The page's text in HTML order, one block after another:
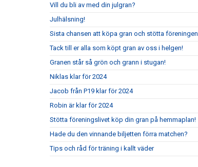
Vill du bli av med din julgran?
Julhälsning!
Sista chansen att köpa gran och stötta föreningen
Tack till er alla som köpt gran av oss i helgen!
Granen står så grön och grann i stugan!
Niklas klar för 2024
Jacob från P19 klar för 2024
Robin är klar för 2024
Stötta föreningslivet köp din gran på hemmaplan!
Hade du den vinnande biljetten förra matchen?
Tips och råd för träning i kallt väder